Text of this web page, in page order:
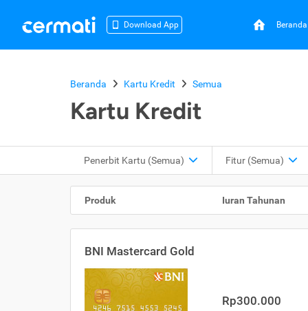
Download App Beranda
Beranda Kartu Kredit Semua
Kartu Kredit
Penerbit Kartu (Semua) Fitur (Semua)
Produk Iuran Tahunan
BNI Mastercard Gold
Rp300.000